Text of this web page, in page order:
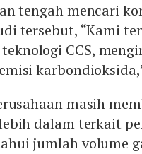
tengah mencari
tersebut, “Kami
CCS,
masih
dalam terkait
jumlah volume